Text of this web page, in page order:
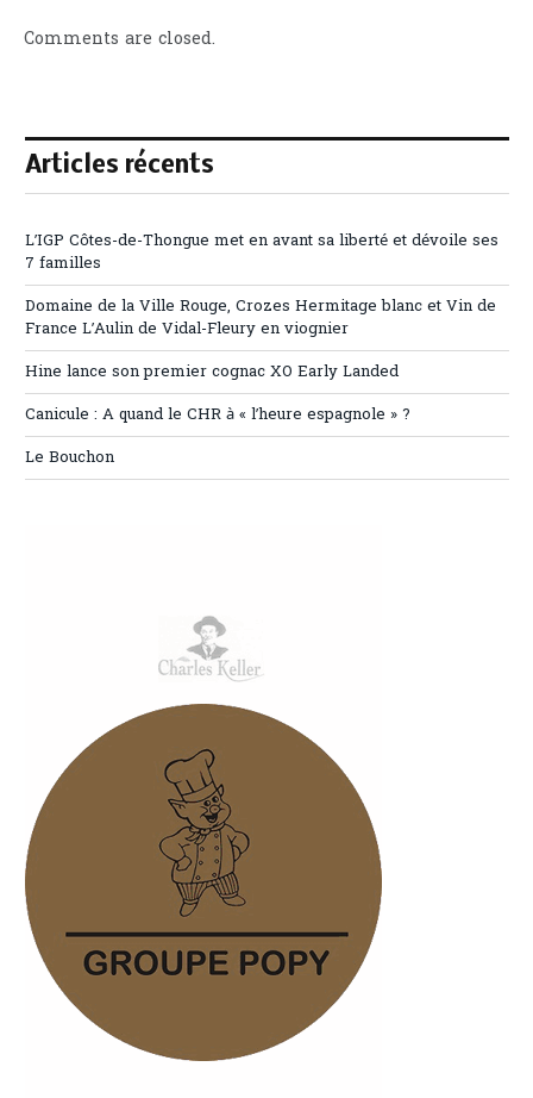
Comments are closed.
Articles récents
L’IGP Côtes-de-Thongue met en avant sa liberté et dévoile ses
7 familles
Domaine de la Ville Rouge, Crozes Hermitage blanc et Vin de
France L’Aulin de Vidal-Fleury en viognier
Hine lance son premier cognac XO Early Landed
Canicule : A quand le CHR à « l’heure espagnole » ?
Le Bouchon